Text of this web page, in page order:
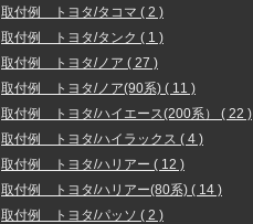
取付例 トヨタ/タコマ ( 2 )
取付例 トヨタ/タンク ( 1 )
取付例 トヨタ/ノア ( 27 )
取付例 トヨタ/ノア(90系) ( 11 )
取付例 トヨタ/ハイエース(200系） ( 22 )
取付例 トヨタ/ハイラックス ( 4 )
取付例 トヨタ/ハリアー ( 12 )
取付例 トヨタ/ハリアー(80系) ( 14 )
取付例 トヨタ/パッソ ( 2 )